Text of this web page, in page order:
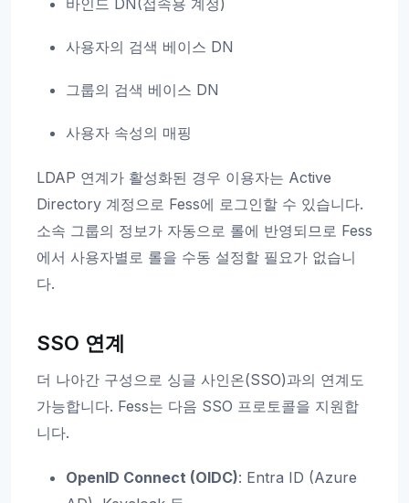
바인드 DN(접속용 계정)
사용자의 검색 베이스 DN
그룹의 검색 베이스 DN
사용자 속성의 매핑
LDAP 연계가 활성화된 경우 이용자는 Active
Directory 계정으로 Fess에 로그인할 수 있습니다.
소속 그룹의 정보가 자동으로 롤에 반영되므로 Fess
에서 사용자별로 롤을 수동 설정할 필요가 없습니
다.
SSO 연계
더 나아간 구성으로 싱글 사인온(SSO)과의 연계도
가능합니다. Fess는 다음 SSO 프로토콜을 지원합
니다.
OpenID Connect (OIDC): Entra ID (Azure